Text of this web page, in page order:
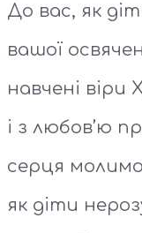
До вас, як
вашої
навчені віри
і з любов’ю
серця
як діти